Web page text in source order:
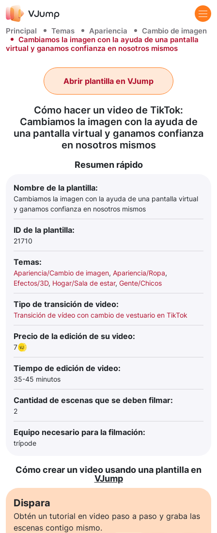
Principal Temas Apariencia
Cambio de imagen
Cambiamos la imagen con la ayuda de una pantalla
virtual y ganamos confianza en nosotros mismos
Cómo hacer un video de TikTok:
Cambiamos la imagen con la ayuda de
una pantalla virtual y ganamos confianza
en nosotros mismos
Abrir plantilla en VJump
Resumen rápido
Nombre de la plantilla:
Cambiamos la imagen con la ayuda de una pantalla virtual
y ganamos confianza en nosotros mismos
ID de la plantilla:
21710
Temas:
Apariencia/Cambio de imagen, Apariencia/Ropa,
Efectos/3D, Hogar/Sala de estar, Gente/Chicos
Tipo de transición de video:
Transición de vídeo con cambio de vestuario en TikTok
Precio de la edición de su video:
7
Tiempo de edición de video:
35-45 minutos
Cantidad de escenas que se deben filmar:
2
Equipo necesario para la filmación:
trípode
Cómo crear un video usando una plantilla en
VJump
Dispara
Obtén un tutorial en video paso a paso y graba las
escenas contigo mismo.